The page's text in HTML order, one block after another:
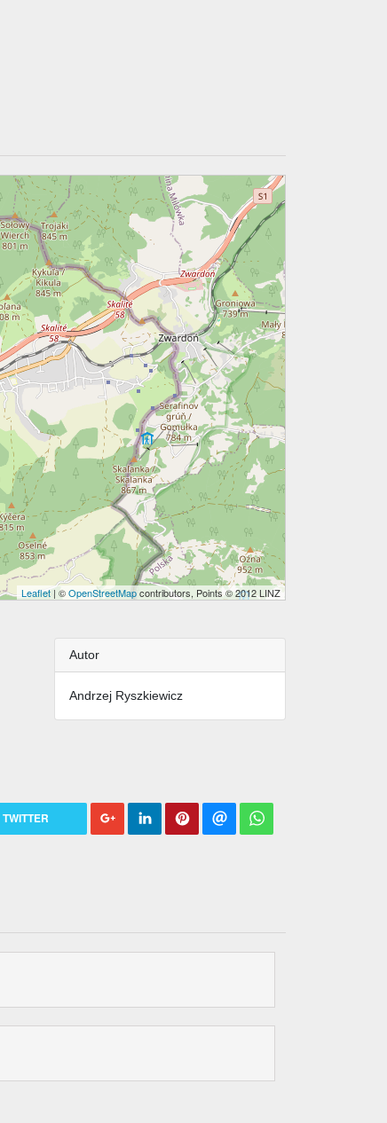
Leaflet| ©OpenStreetMapcontributors, Points © 2012 LINZ
Autor
Andrzej Ryszkiewicz
TWITTER